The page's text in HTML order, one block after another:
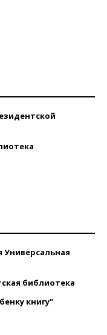
Универсальная
библиотека
книгу"